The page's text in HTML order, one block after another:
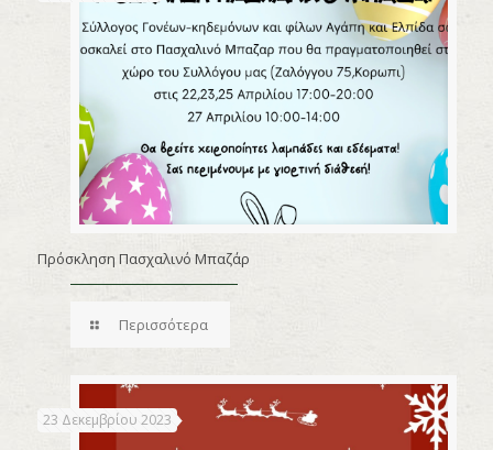
Πρόσκληση Πασχαλινό Μπαζάρ
Περισσότερα
23 Δεκεμβρίου 2023